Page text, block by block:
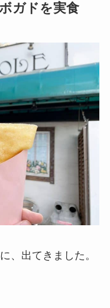
ガドを実食
、出てきました。